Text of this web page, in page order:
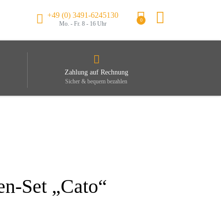
+49 (0) 3491-6245130
Mo. - Fr. 8 - 16 Uhr
0
Zahlung auf Rechnung
Sicher & bequem bezahlen
Set „Cato“